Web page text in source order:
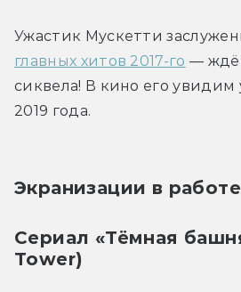
Ужастик Мускетти
главных хитов 2017-го —
сиквела! В кино его увидим
2019 года.
Экранизации в работе
Сериал «Тёмная
Tower)